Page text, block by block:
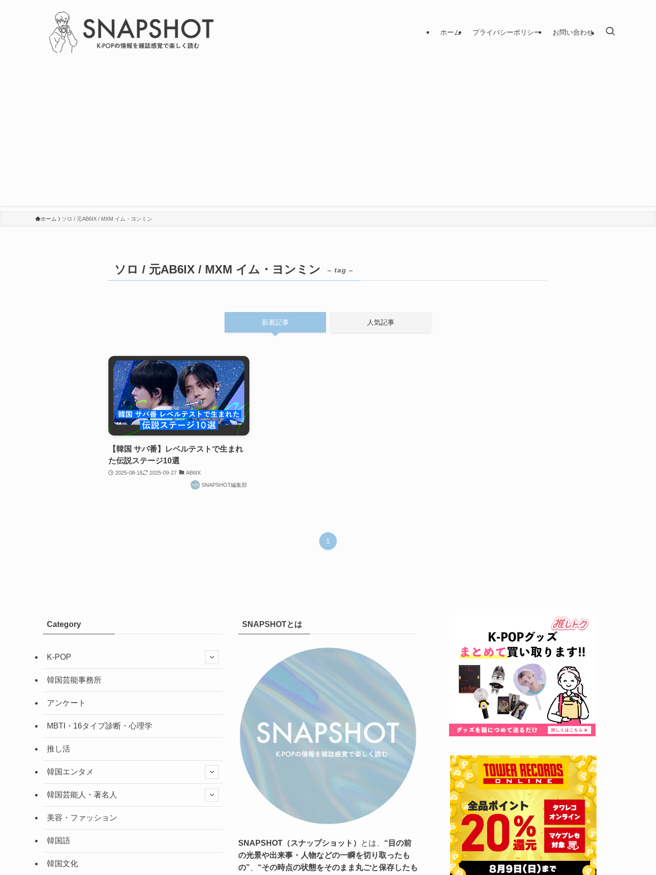
ホーム プライバシーポリシー お問い合わせ
ホーム ソロ / 元AB6IX / MXM イム・ヨンミン
ソロ / 元AB6IX / MXM イム・ヨンミン – tag –
新着記事 人気記事
【韓国 サバ番】レベルテストで生まれ
た伝説ステージ10選
2025-08-18 2025-09-27 AB6IX
SNAPSHOT編集部
1
Category
K-POP
韓国芸能事務所
アンケート
MBTI・16タイプ診断・心理学
推し活
韓国エンタメ
韓国芸能人・著名人
美容・ファッション
韓国語
韓国文化
SNAPSHOTとは
SNAPSHOT（スナップショット） とは、 “目の前
の光景や出来事・人物などの一瞬を切り取ったも
の”、 “その時点の状態をそのまま丸ごと保存したも